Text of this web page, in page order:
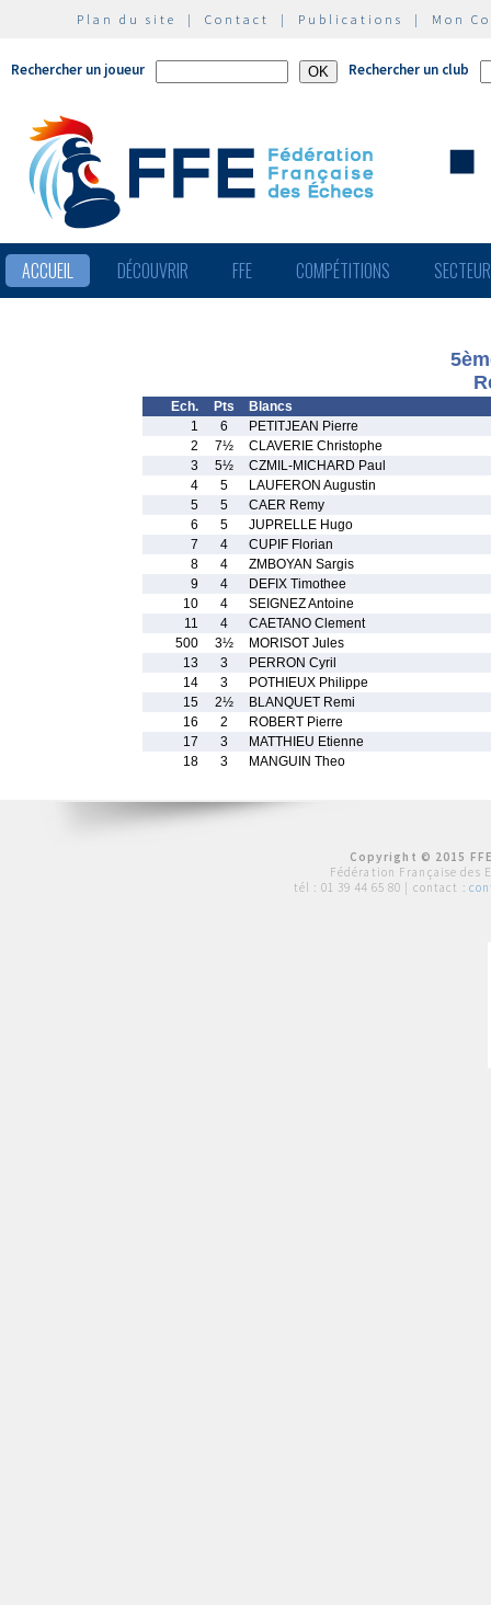
Plan du site | Contact | Publications | Mon
Rechercher un joueur Rechercher un club
ACCUEIL DÉCOUVRIR FFE COMPÉTITIONS
Ech. Pts
Blancs
1
6
PETITJEAN Pierre
2
7½
CLAVERIE Christophe
3
5½
CZMIL-MICHARD Paul
4
5
LAUFERON Augustin
5
5
CAER Remy
6
5
JUPRELLE Hugo
7
4
CUPIF Florian
8
4
ZMBOYAN Sargis
9
4
DEFIX Timothee
10
4
SEIGNEZ Antoine
11
4
CAETANO Clement
500
3½
MORISOT Jules
13
3
PERRON Cyril
14
3
POTHIEUX Philippe
15
2½
BLANQUET Remi
16
2
ROBERT Pierre
17
3
MATTHIEU Etienne
18
3 MANGUIN Theo
Copyright © 2015
Fédération Française des
tél : 01 39 44 65 80 | contact :